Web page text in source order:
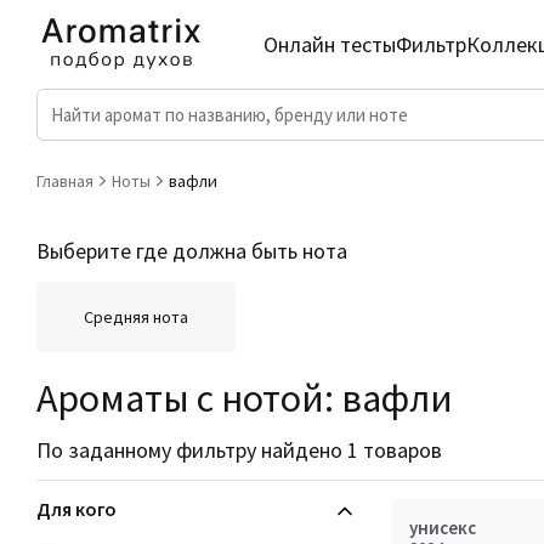
Онлайн тестыФильтр
Главная Ноты вафли
Выберите где должна быть нота
Средняя нота
Ароматы с нотой: вафли
По заданному фильтру найдено 1 товаров
Для кого
унисекс